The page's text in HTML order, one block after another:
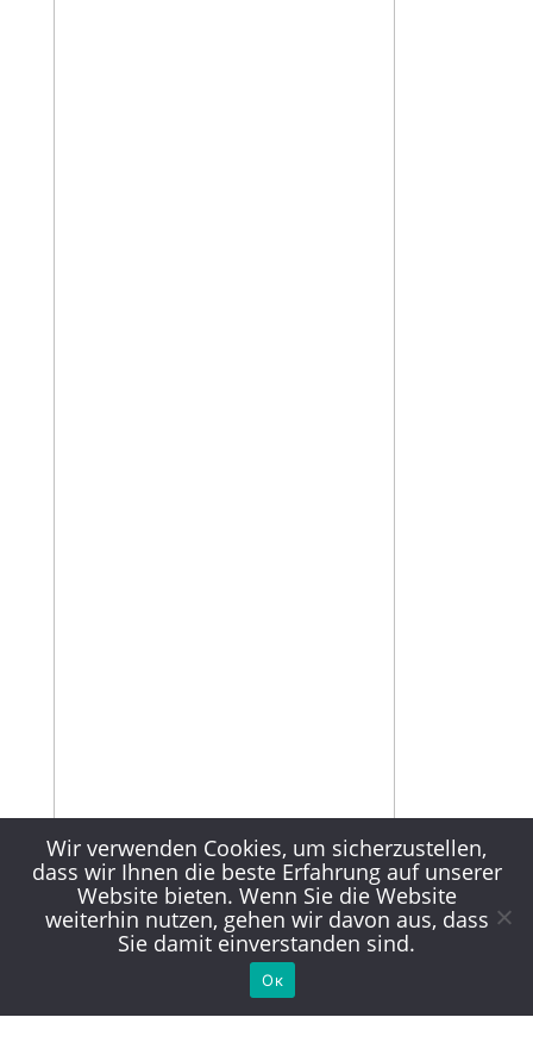
Wir verwenden Cookies, um sicherzustellen,
dass wir Ihnen die beste Erfahrung auf unserer
Website bieten. Wenn Sie die Website
weiterhin nutzen, gehen wir davon aus, dass
Sie damit einverstanden sind.
Ок